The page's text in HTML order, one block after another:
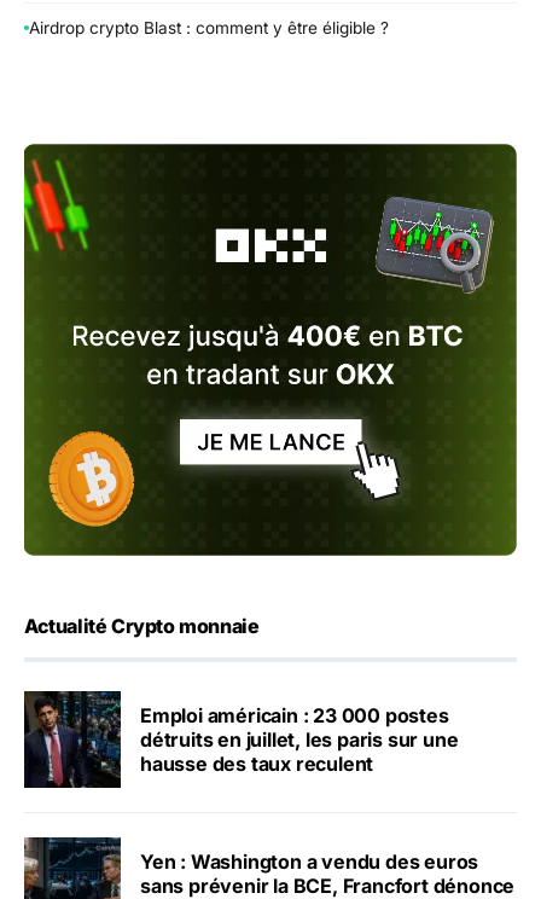
Airdrop crypto Blast : comment y être éligible ?
Actualité Crypto monnaie
Emploi américain : 23 000 postes
détruits en juillet, les paris sur une
hausse des taux reculent
Yen : Washington a vendu des euros
sans prévenir la BCE, Francfort dénonce